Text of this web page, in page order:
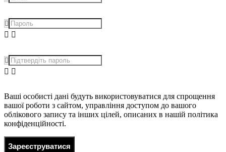
Ваші особисті дані будуть використовуватися для спрощення
вашої роботи з сайтом, управління доступом до вашого
облікового запису та інших цілей, описаних в нашій політика
конфіденційності.
Зареєструватися